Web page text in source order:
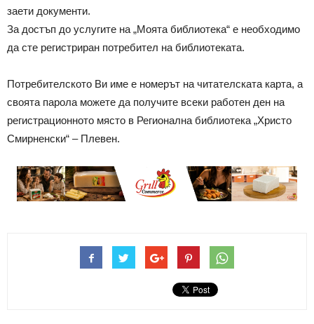
заети документи.
За достъп до услугите на „Моята библиотека“ е необходимо
да сте регистриран потребител на библиотеката.
Потребителското Ви име е номерът на читателската карта, а
своята парола можете да получите всеки работен ден на
регистрационното място в Регионална библиотека „Христо
Смирненски“ – Плевен.